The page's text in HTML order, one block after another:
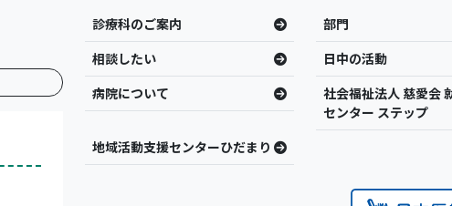
診療科のご案内
部門
相談したい
日中の活動
病院について
社会福祉法人 慈愛会
センター ステップ
地域活動支援センターひだまり